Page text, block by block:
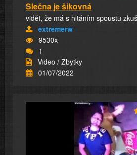
Slečna je šikovná
vidět, že má s hltáním spoustu
extremerw
9530x
1
Video / Zbytky
01/07/2022